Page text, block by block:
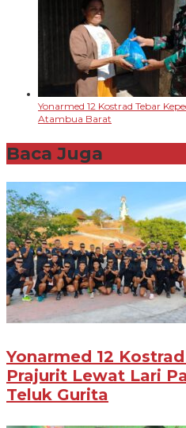
Yonarmed 12 Kostrad Tebar
Atambua Barat
Baca Juga
Yonarmed 12
Prajurit Lewat Lari
Teluk Gurita